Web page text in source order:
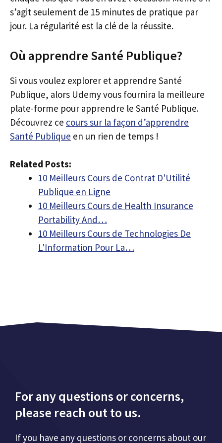
s’agit seulement de 15 minutes de pratique par
jour. La régularité est la clé de la réussite.
Où apprendre Santé Publique?
Si vous voulez explorer et apprendre Santé
Publique, alors Udemy vous fournira la meilleure
plate-forme pour apprendre le Santé Publique.
Découvrez ce cours sur la façon d’apprendre
Santé Publique en un rien de temps !
Related Posts:
10 Meilleurs Cours de Contrat D'Utilité
Publique en Ligne
10 Meilleurs Cours de Health Insurance
Portability And…
10 Meilleurs Cours de Technologies De
L'Information Pour La…
For any questions or concerns,
please reach out to us.
If you have any questions or concerns about our